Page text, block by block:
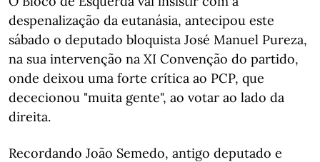
despenalização da eutanásia, antecipou este
sábado o deputado bloquista José Manuel Pureza,
na sua intervenção na XI Convenção do partido,
onde deixou uma forte crítica ao PCP, que
dececionou "muita gente", ao votar ao lado da
direita.
Recordando João Semedo, antigo deputado e